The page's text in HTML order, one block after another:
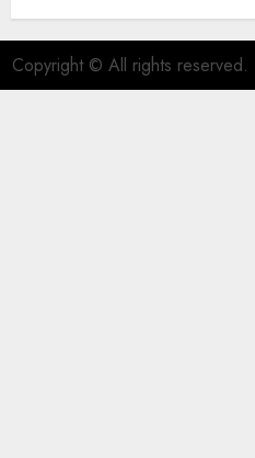
Copyright © All rights reserved.